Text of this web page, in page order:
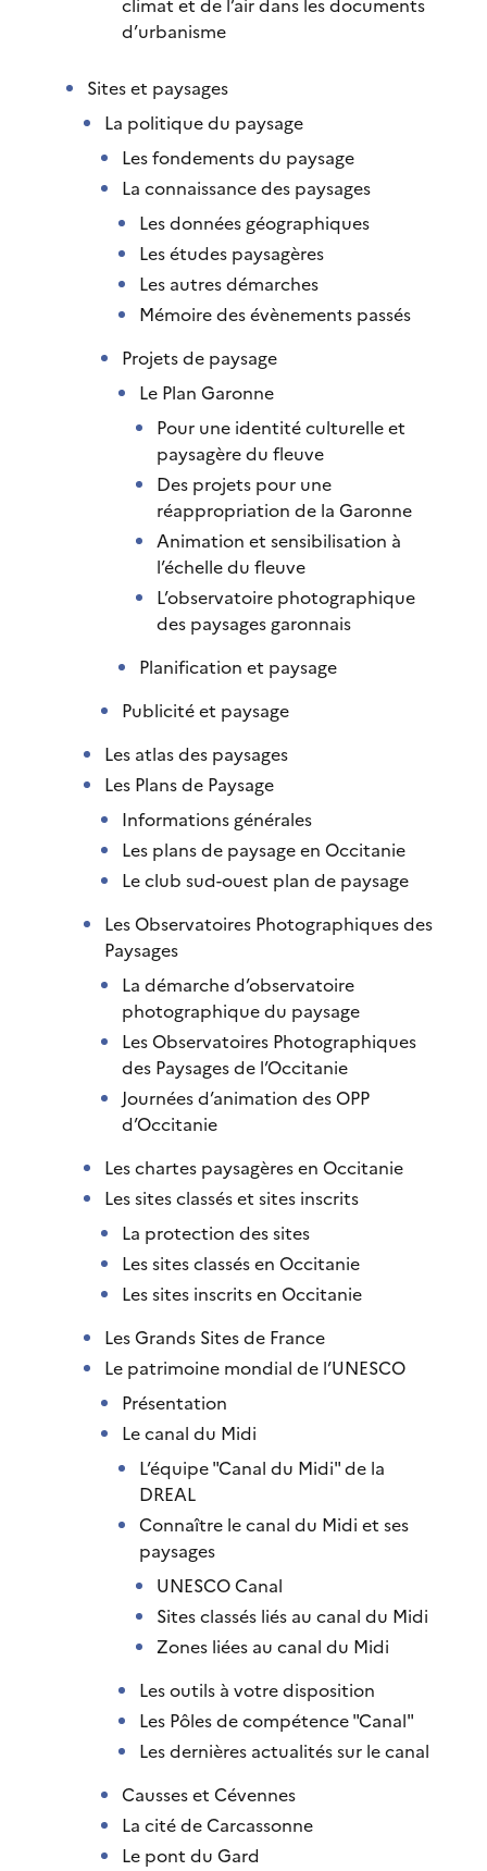
climat et de l’air dans les documents
d’urbanisme
Sites et paysages
La politique du paysage
Les fondements du paysage
La connaissance des paysages
Les données géographiques
Les études paysagères
Les autres démarches
Mémoire des évènements passés
Projets de paysage
Le Plan Garonne
Pour une identité culturelle et
paysagère du fleuve
Des projets pour une
réappropriation de la Garonne
Animation et sensibilisation à
l’échelle du fleuve
L’observatoire photographique
des paysages garonnais
Planification et paysage
Publicité et paysage
Les atlas des paysages
Les Plans de Paysage
Informations générales
Les plans de paysage en Occitanie
Le club sud-ouest plan de paysage
Les Observatoires Photographiques des
Paysages
La démarche d’observatoire
photographique du paysage
Les Observatoires Photographiques
des Paysages de l’Occitanie
Journées d’animation des OPP
d’Occitanie
Les chartes paysagères en Occitanie
Les sites classés et sites inscrits
La protection des sites
Les sites classés en Occitanie
Les sites inscrits en Occitanie
Les Grands Sites de France
Le patrimoine mondial de l’UNESCO
Présentation
Le canal du Midi
L’équipe "Canal du Midi" de la
DREAL
Connaître le canal du Midi et ses
paysages
UNESCO Canal
Sites classés liés au canal du Midi
Zones liées au canal du Midi
Les outils à votre disposition
Les Pôles de compétence "Canal"
Les dernières actualités sur le canal
Causses et Cévennes
La cité de Carcassonne
Le pont du Gard